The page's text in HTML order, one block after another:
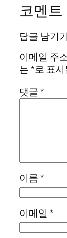
코멘트
답글 남기기
이메일 주
는*로 표
댓글*
이름*
이메일 *